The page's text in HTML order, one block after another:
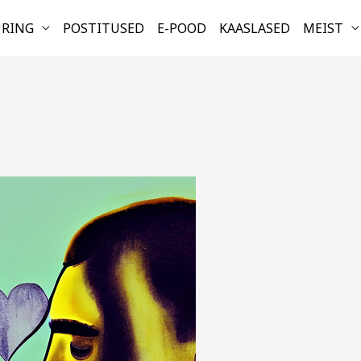
POSTITUSED E-POOD KAASLASED MEIST